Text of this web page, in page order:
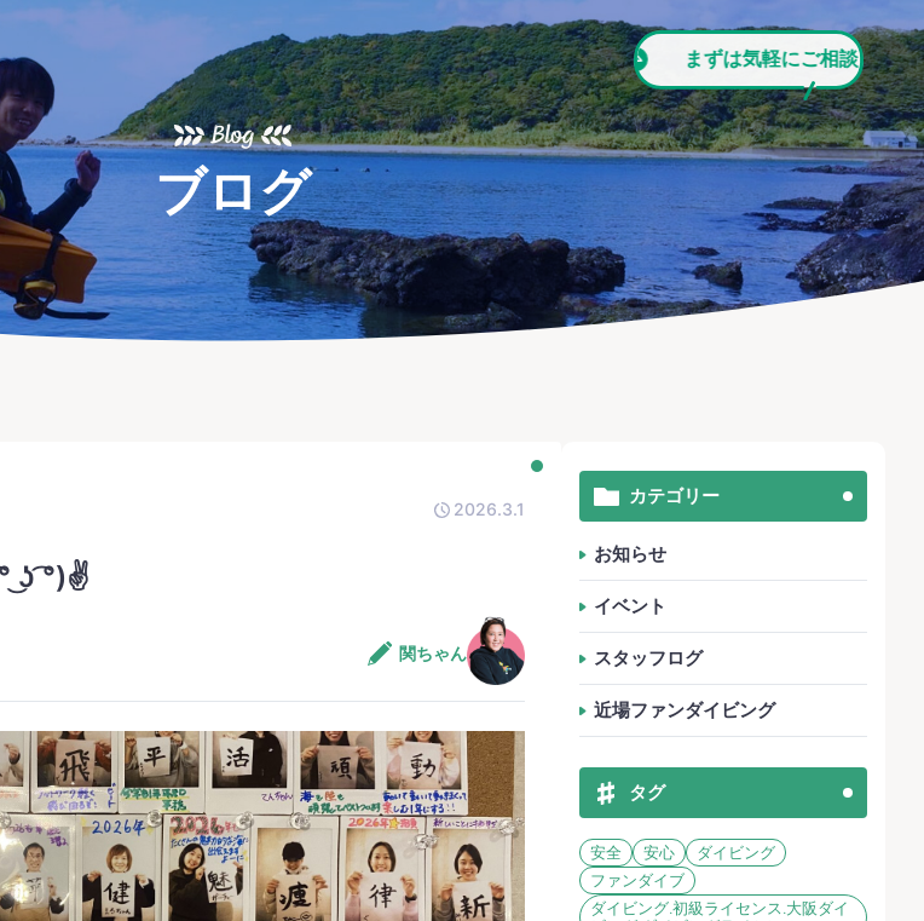
ま
まずは気軽にご相談ください!!
Blog
ブログ
2026.3.1
͜ʖ ͡°)✌️
関ちゃん
カテゴリー
お知らせ
イベント
スタッフログ
近場ファンダイビング
タグ
安全 安心
ダイビング
ファンダイブ
ダイビング.初級ライセンス.大阪ダイ